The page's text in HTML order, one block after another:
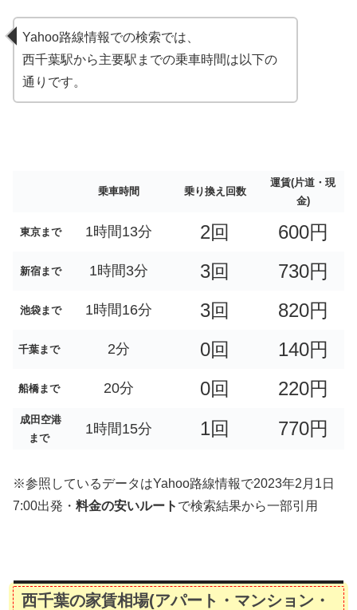
Yahoo路線情報での検索では、
西千葉駅から主要駅までの乗車時間は以下の
通りです。
乗車時間 乗り換え回数
運賃(片道・現
金)
東京まで 1時間13分 2回 600円
新宿まで 1時間3分 3回 730円
池袋まで 1時間16分 3回 820円
千葉まで 2分 0回 140円
船橋まで 20分 0回 220円
成田空港
まで
1時間15分 1回 770円
※参照しているデータはYahoo路線情報で2023年2月1日
7:00出発・ 料金の安いルート で検索結果から一部引用
西千葉の家賃相場(アパート・マンション・